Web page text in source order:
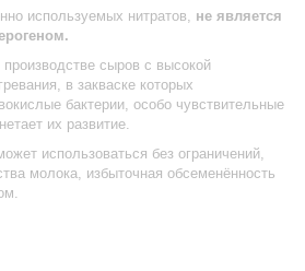
используемых нитратов, не является
сыров с высокой
в закваске которых
бактерии, особо чувствительные
их развитие.
использоваться без ограничений,
молока, избыточная обсеменённость